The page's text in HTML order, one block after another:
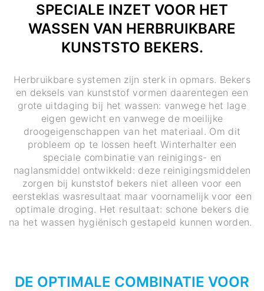
SPECIALE INZET VOOR HET
WASSEN VAN HERBRUIKBARE
KUNSTSTO BEKERS.
Herbruikbare systemen zijn sterk in opmars. Bekers
en deksels van kunststof vormen daarentegen een
grote uitdaging bij het wassen: vanwege het lage
eigen gewicht en vanwege de moeilijke
droogeigenschappen van het materiaal. Om dit
probleem op te lossen heeft Winterhalter een
speciale combinatie van reinigings- en
naglansmiddel ontwikkeld: deze reinigingsmiddelen
zorgen bij kunststof bekers niet alleen voor een
eersteklas wasresultaat maar voornamelijk voor een
optimale droging. Het resultaat: schone bekers die
na het wassen hygiënisch gestapeld kunnen worden.
DE OPTIMALE COMBINATIE VOOR